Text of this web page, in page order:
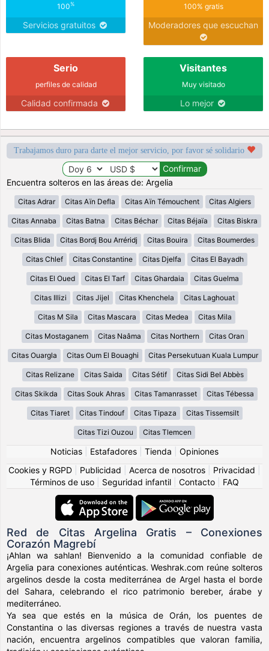
100%
Servicios gratuitos
100% gratis
Moderadores que escuchan
Serio
perfiles de calidad
Calidad confirmada
Visitantes
Muy visitado
Lo mejor
Trabajamos duro para darte el mejor servicio, por favor sé solidario
Encuentra solteros en las áreas de: Argelia
Citas Adrar Citas Aïn Defla Citas Aïn Témouchent Citas Algiers
Citas Annaba Citas Batna Citas Béchar Citas Béjaïa Citas Biskra
Citas Blida Citas Bordj Bou Arréridj Citas Bouira Citas Boumerdes
Citas Chlef Citas Constantine Citas Djelfa Citas El Bayadh
Citas El Oued Citas El Tarf Citas Ghardaia Citas Guelma
Citas Illizi Citas Jijel Citas Khenchela Citas Laghouat
Citas M Sila Citas Mascara Citas Medea Citas Mila
Citas Mostaganem Citas Naâma Citas Northern Citas Oran
Citas Ouargla Citas Oum El Bouaghi Citas Persekutuan Kuala Lumpur
Citas Relizane Citas Saida Citas Sétif Citas Sidi Bel Abbès
Citas Skikda Citas Souk Ahras Citas Tamanrasset Citas Tébessa
Citas Tiaret Citas Tindouf Citas Tipaza Citas Tissemsilt
Citas Tizi Ouzou Citas Tlemcen
Noticias Estafadores Tienda
Opiniones
Cookies y RGPD
Publicidad Acerca de nosotros Privacidad
Términos de uso
Seguridad infantil Contacto FAQ
Red de Citas Argelina Gratis – Conexiones
Corazón Magrebí
¡Ahlan wa sahlan! Bienvenido a la comunidad confiable de
Argelia para conexiones auténticas. Weshrak.com reúne solteros
argelinos desde la costa mediterránea de Argel hasta el borde
del Sahara, celebrando el rico patrimonio bereber, árabe y
mediterráneo.
Ya sea que estés en la música de Orán, los puentes de
Constantina o las diversas regiones a través de nuestra vasta
nación, encuentra argelinos compatibles que valoran familia,